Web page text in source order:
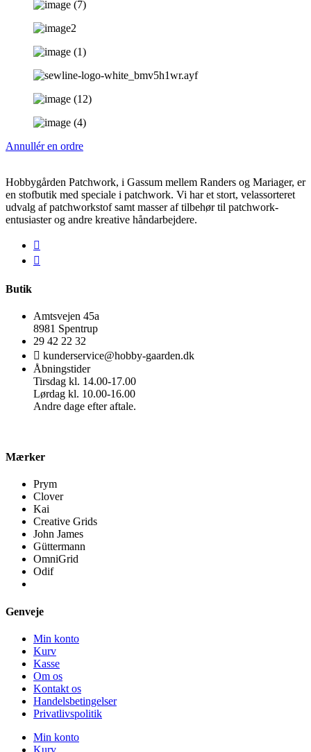
Annullér en ordre
Hobbygården Patchwork, i Gassum mellem Randers og Mariager, er
en stofbutik med speciale i patchwork. Vi har et stort, velassorteret
udvalg af patchworkstof samt masser af tilbehør til patchwork-
entusiaster og andre kreative håndarbejdere.
Butik
Amtsvejen 45a
8981 Spentrup
29 42 22 32
kunderservice@hobby-gaarden.dk
Åbningstider
Tirsdag kl. 14.00-17.00
Lørdag kl. 10.00-16.00
Andre dage efter aftale.
Mærker
Prym
Clover
Kai
Creative Grids
John James
Güttermann
OmniGrid
Odif
Genveje
Min konto
Kurv
Kasse
Om os
Kontakt os
Handelsbetingelser
Privatlivspolitik
Min konto
Kurv